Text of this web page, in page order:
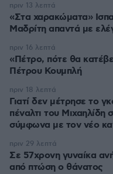
«Στα χαρακώματα»
Μαδρίτη απαντά με
πριν 13 λεπτά
«Πέτρο, πότε θα
Πέτρου Κουμπλή
πριν 16 λεπτά
Γιατί δεν μέτρησε το
πέναλτι του Μιχαηλίδη
σύμφωνα με τον νέο
πριν 18 λεπτά
Σε 57χρονη γυναίκα
από πτώση ο θάνατος
πριν 29 λεπτά